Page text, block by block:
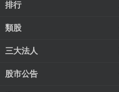
排行
類股
三大法人
股市公告